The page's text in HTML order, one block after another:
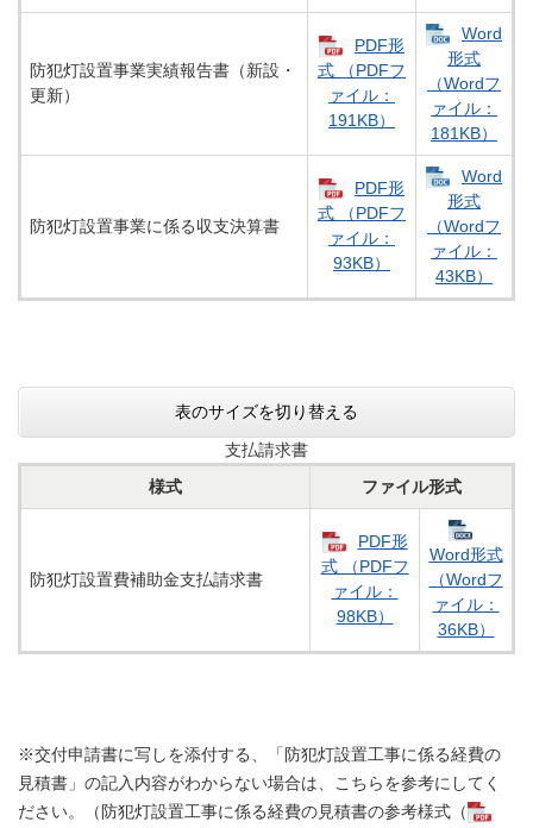
防犯灯設置事業実績報告書（新設・
更新）
PDF形
式 （PDFフ
ァイル：
191KB）
Word
形式
（Wordフ
ァイル：
181KB）
防犯灯設置事業に係る収支決算書
PDF形
式 （PDFフ
ァイル：
93KB）
Word
形式
（Wordフ
ァイル：
43KB）
表のサイズを切り替える
支払請求書
様式​
ファイル形式
防犯灯設置費補助金支払請求書
PDF形
式 （PDFフ
ァイル：
98KB）
Word形式
（Wordフ
ァイル：
36KB）
※交付申請書に写しを添付する、「防犯灯設置工事に係る経費の
見積書」の記入内容がわからない場合は、こちらを参考にしてく
ださい。（防犯灯設置工事に係る経費の見積書の参考様式（